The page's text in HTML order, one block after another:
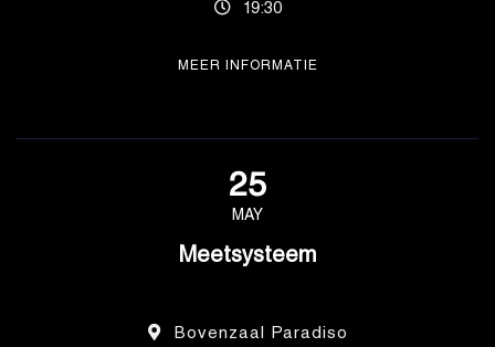
19:30
MEER INFORMATIE
25
MAY
Meetsysteem
Bovenzaal Paradiso